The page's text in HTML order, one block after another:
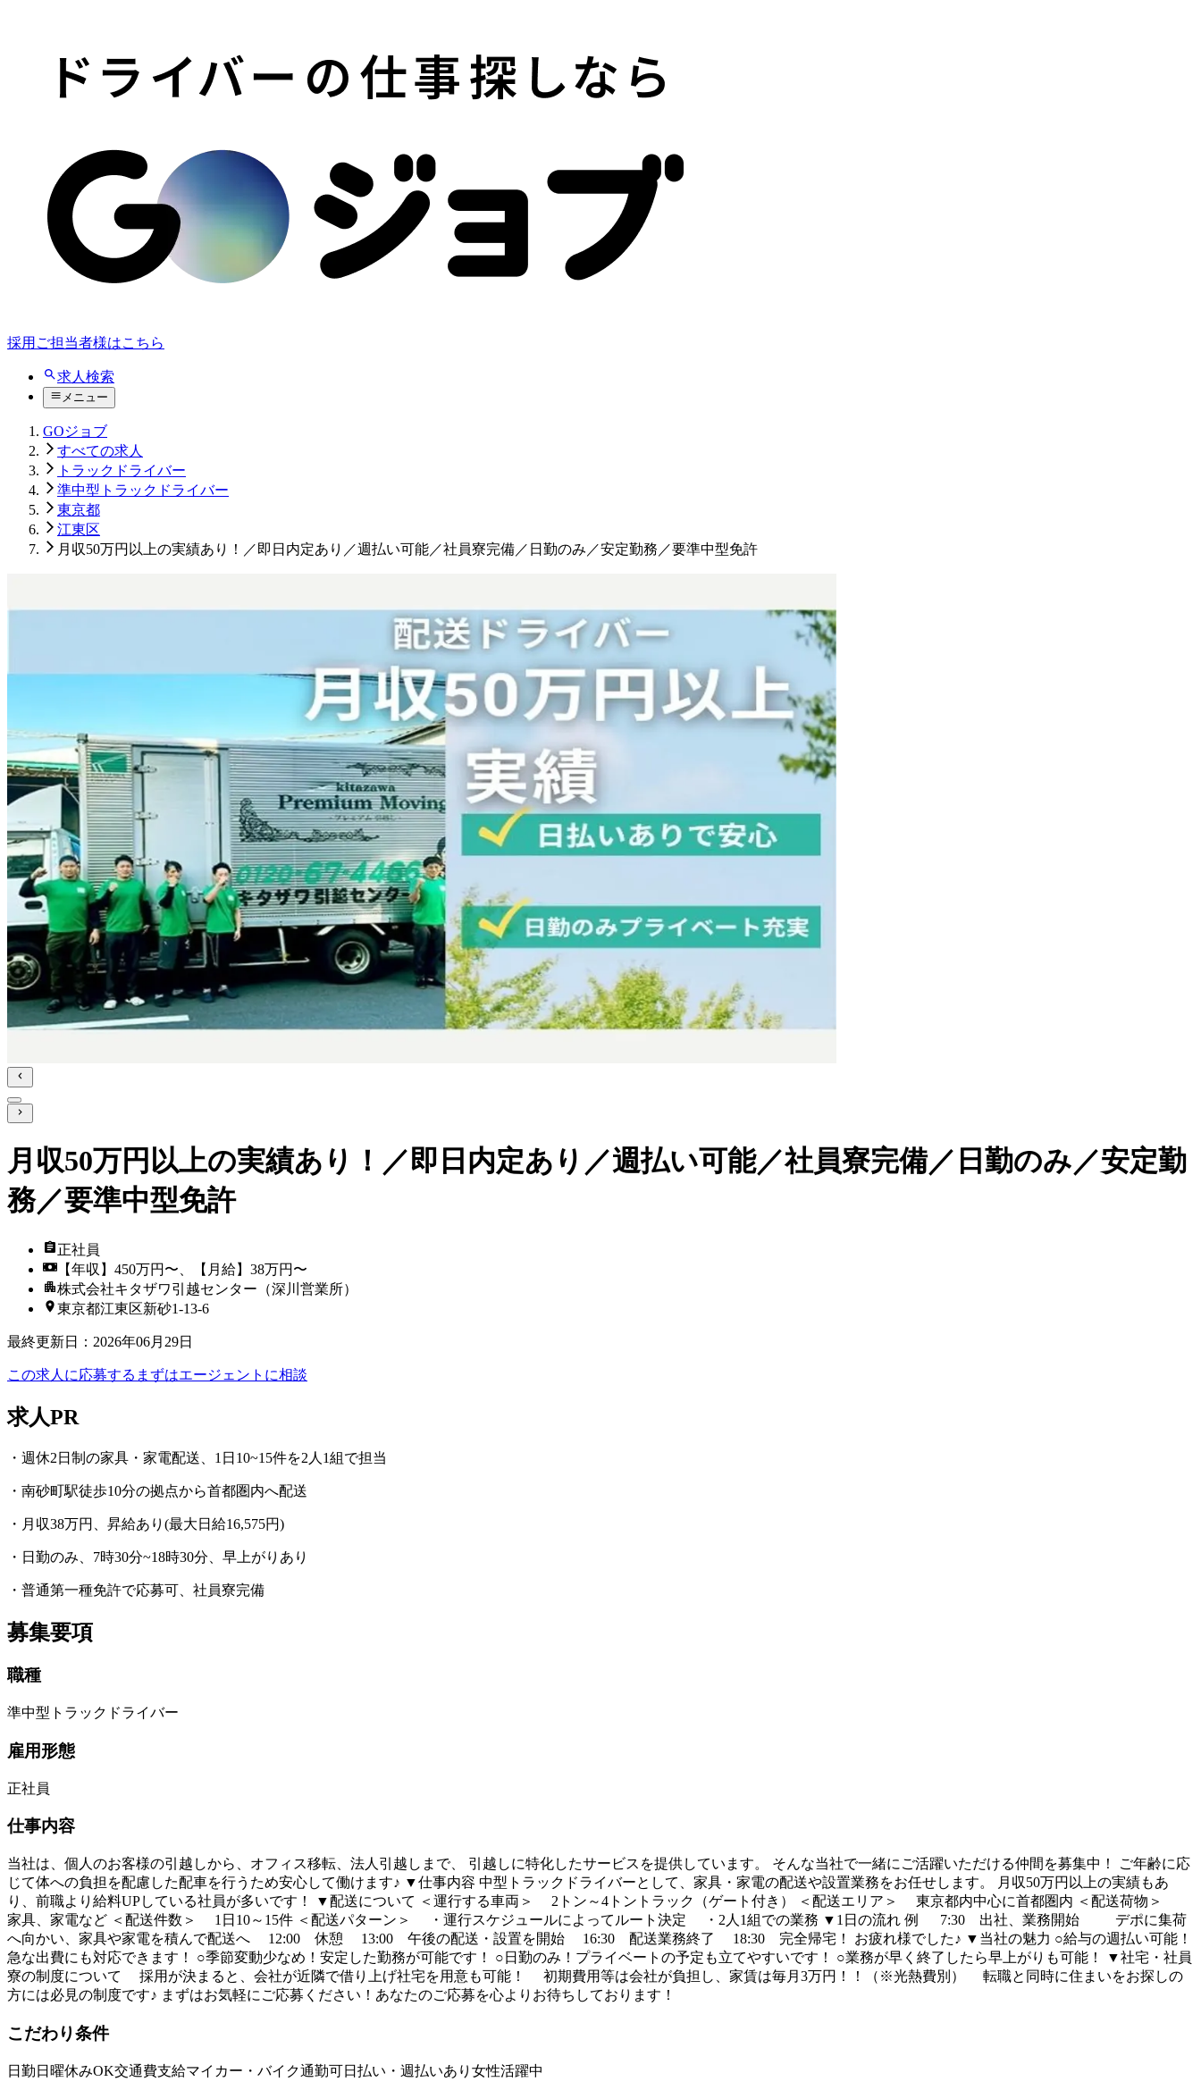
採用ご担当者様はこちら
求人検索
メニュー
GOジョブ
すべての求人
トラックドライバー
準中型トラックドライバー
東京都
江東区
月収50万円以上の実績あり！／即日内定あり／週払い可能／社員寮完備／日勤のみ／安定勤務／要準中型免許
月収50万円以上の実績あり！／即日内定あり／週払い可能／社員寮完備／日勤のみ／安定勤
務／要準中型免許
正社員
【年収】450万円〜、【月給】38万円〜
株式会社キタザワ引越センター（深川営業所）
東京都江東区新砂1-13-6
最終更新日 ： 2026年06月29日
この求人に応募する まずはエージェントに相談
求人PR
・週休2日制の家具・家電配送、1日10~15件を2人1組で担当
・南砂町駅徒歩10分の拠点から首都圏内へ配送
・月収38万円、昇給あり(最大日給16,575円)
・日勤のみ、7時30分~18時30分、早上がりあり
・普通第一種免許で応募可、社員寮完備
募集要項
職種
準中型トラックドライバー
雇用形態
正社員
仕事内容
当社は、個人のお客様の引越しから、オフィス移転、法人引越しまで、 引越しに特化したサービスを提供しています。 そんな当社で一緒にご活躍いただける仲間を募集中！ ご年齢に応
じて体への負担を配慮した配車を行うため安心して働けます♪ ▼仕事内容 中型トラックドライバーとして、家具・家電の配送や設置業務をお任せします。 月収50万円以上の実績もあ
り、前職より給料UPしている社員が多いです！ ▼配送について ＜運行する車両＞ 2トン～4トントラック（ゲート付き） ＜配送エリア＞ 東京都内中心に首都圏内 ＜配送荷物＞
家具、家電など ＜配送件数＞ 1日10～15件 ＜配送パターン＞ ・運行スケジュールによってルート決定 ・2人1組での業務 ▼1日の流れ 例 7:30 出社、業務開始 デポに集荷
へ向かい、家具や家電を積んで配送へ 12:00 休憩 13:00 午後の配送・設置を開始 16:30 配送業務終了 18:30 完全帰宅！ お疲れ様でした♪ ▼当社の魅力 ○給与の週払い可能！
急な出費にも対応できます！ ○季節変動少なめ！安定した勤務が可能です！ ○日勤のみ！プライベートの予定も立てやすいです！ ○業務が早く終了したら早上がりも可能！ ▼社宅・社員
寮の制度について 採用が決まると、会社が近隣で借り上げ社宅を用意も可能！ 初期費用等は会社が負担し、家賃は毎月3万円！！（※光熱費別） 転職と同時に住まいをお探しの
方には必見の制度です♪ まずはお気軽にご応募ください！あなたのご応募を心よりお待ちしております！
こだわり条件
日勤 日曜休みOK交通費支給マイカー・バイク通勤可日払い・週払いあり 女性活躍中